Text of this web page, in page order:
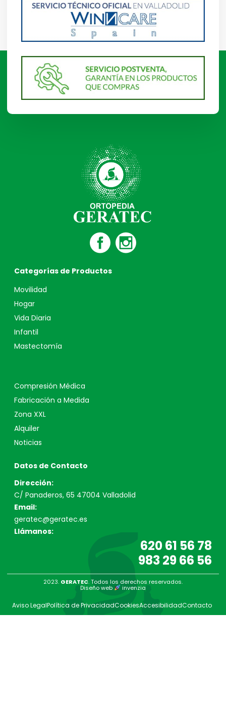
Categorías de Productos
Movilidad
Hogar
Vida Diaria
Infantil
Mastectomía
Compresión Médica
Fabricación a Medida
Zona XXL
Alquiler
Noticias
Datos de Contacto
Dirección:
C/ Panaderos, 65 47004 Valladolid
Email:
geratec@geratec.es
Llámanos:
620 61 56 78
983 29 66 56
2023. GERATEC. Todos los derechos reservados.
Diseño web invenzia
Aviso LegalPolítica de PrivacidadCookiesAccesibilidadContacto